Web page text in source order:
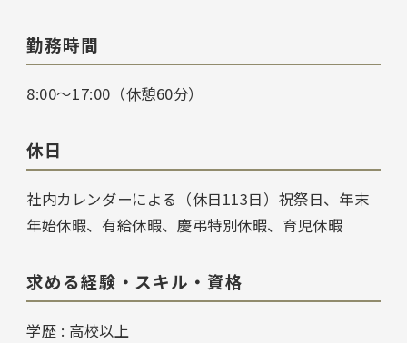
勤務時間
8:00〜17:00（休憩60分）
休日
社内カレンダーによる（休日113日）祝祭日、年末
年始休暇、有給休暇、慶弔特別休暇、育児休暇
求める経験・スキル・資格
学歴 : 高校以上